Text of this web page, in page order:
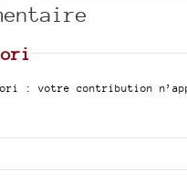
: votre contribution